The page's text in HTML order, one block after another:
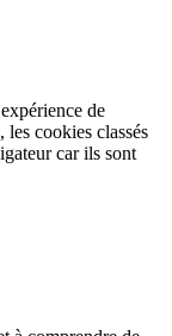
de
cookies classés
car ils sont